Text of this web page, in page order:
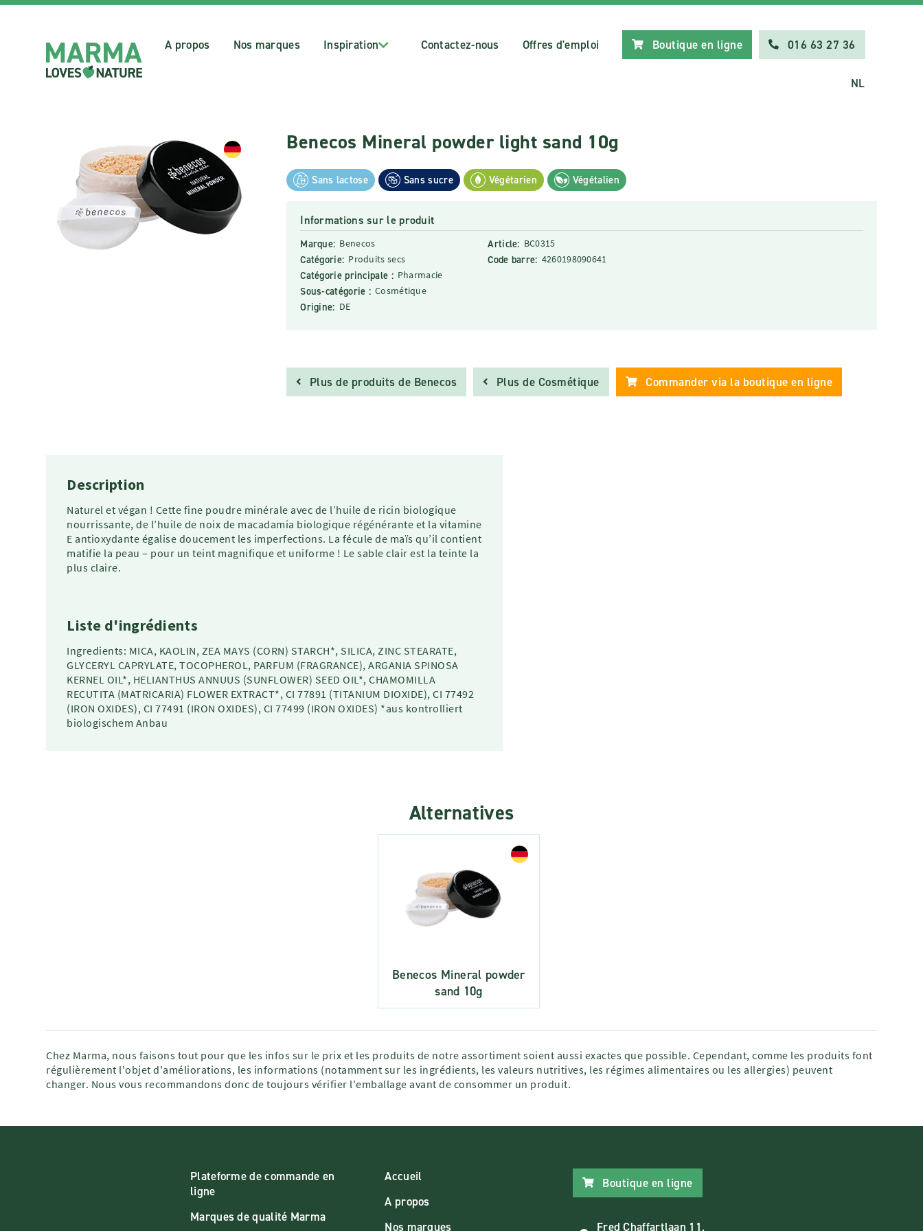
A propos Nos marques Inspiration Contactez-nous Offres d'emploi Boutique en ligne 016 63 27 36
NL
Benecos Mineral powder light sand 10g
Sans lactose Sans sucre Végétarien Végétalien
Informations sur le produit
Marque: Benecos
Catégorie: Produits secs
Catégorie principale : Pharmacie
Sous-catégorie : Cosmétique
Origine: DE
Article: BC0315
Code barre: 4260198090641
Plus de produits de Benecos Plus de Cosmétique Commander via la boutique en ligne
Description
Naturel et végan ! Cette fine poudre minérale avec de l’huile de ricin biologique
nourrissante, de l’huile de noix de macadamia biologique régénérante et la vitamine
E antioxydante égalise doucement les imperfections. La fécule de maïs qu’il contient
matifie la peau – pour un teint magnifique et uniforme ! Le sable clair est la teinte la
plus claire.
Liste d'ingrédients
Ingredients: MICA, KAOLIN, ZEA MAYS (CORN) STARCH*, SILICA, ZINC STEARATE,
GLYCERYL CAPRYLATE, TOCOPHEROL, PARFUM (FRAGRANCE), ARGANIA SPINOSA
KERNEL OIL*, HELIANTHUS ANNUUS (SUNFLOWER) SEED OIL*, CHAMOMILLA
RECUTITA (MATRICARIA) FLOWER EXTRACT*, CI 77891 (TITANIUM DIOXIDE), CI 77492
(IRON OXIDES), CI 77491 (IRON OXIDES), CI 77499 (IRON OXIDES) *aus kontrolliert
biologischem Anbau
Alternatives
Benecos Mineral powder
sand 10g
Chez Marma, nous faisons tout pour que les infos sur le prix et les produits de notre assortiment soient aussi exactes que possible. Cependant, comme les produits font
régulièrement l'objet d'améliorations, les informations (notamment sur les ingrédients, les valeurs nutritives, les régimes alimentaires ou les allergies) peuvent
changer. Nous vous recommandons donc de toujours vérifier l'emballage avant de consommer un produit.
Plateforme de commande en
ligne
Marques de qualité Marma
Accueil
A propos
Nos marques
Boutique en ligne
Fred Chaffartlaan 11,